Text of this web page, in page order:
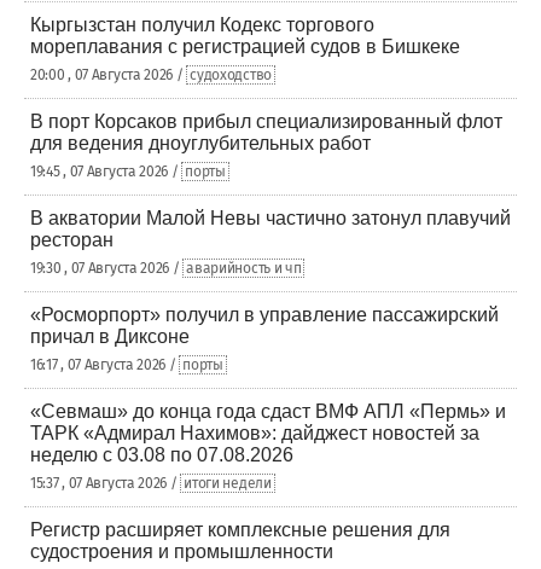
Кыргызстан получил Кодекс торгового
мореплавания с регистрацией судов в Бишкеке
20:00 , 07 Августа 2026 / судоходство
В порт Корсаков прибыл специализированный флот
для ведения дноуглубительных работ
19:45 , 07 Августа 2026 / порты
В акватории Малой Невы частично затонул плавучий
ресторан
19:30 , 07 Августа 2026 / аварийность и чп
«Росморпорт» получил в управление пассажирский
причал в Диксоне
16:17 , 07 Августа 2026 / порты
«Севмаш» до конца года сдаст ВМФ АПЛ «Пермь» и
ТАРК «Адмирал Нахимов»: дайджест новостей за
неделю с 03.08 по 07.08.2026
15:37 , 07 Августа 2026 / итоги недели
Регистр расширяет комплексные решения для
судостроения и промышленности